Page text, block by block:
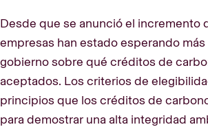
Desde que se anunció el incremento
empresas han estado esperando
gobierno sobre qué créditos de
aceptados. Los criterios de
principios que los créditos de
para demostrar una alta integridad